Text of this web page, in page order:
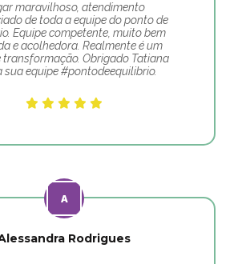
maravilhoso, atendimento
de toda a equipe do ponto de
Equipe competente, muito bem
e acolhedora. Realmente é um
transformação. Obrigado Tatiana
sua equipe #pontodeequilibrio.
Rodrigues